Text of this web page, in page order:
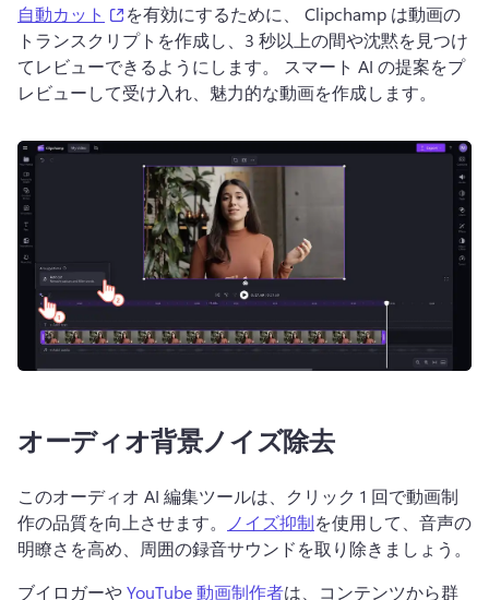
自動カット
(opens in a new tab)
を有効にするために、 Clipchamp は動画の
トランスクリプトを作成し、3 秒以上の間や沈黙を見つけ
てレビューできるようにします。 スマート AI の提案をプ
レビューして受け入れ、魅力的な動画を作成します。
オーディオ背景ノイズ除去
このオーディオ AI 編集ツールは、クリック 1 回で動画制
作の品質を向上させます。
ノイズ抑制を使用して、音声の
ブイロガーや YouTube 動画制作者は、コンテンツから群